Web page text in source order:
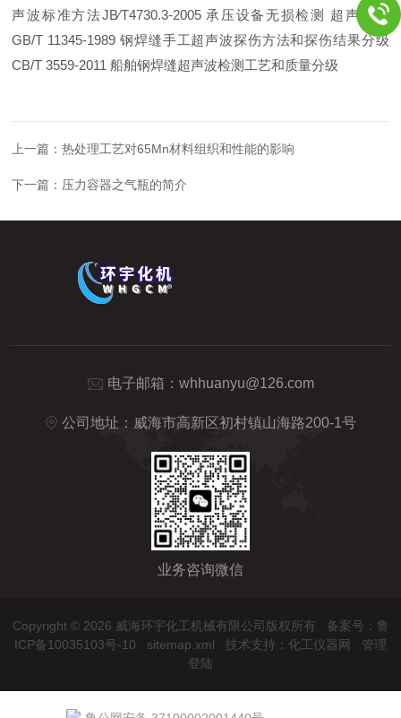
声波标准方法JB∕T4730.3-2005 承压设备无损检测 超声检测
GB/T 11345-1989钢焊缝手工超声波探伤方法和探伤结果分级
CB/T 3559-2011船舶钢焊缝超声波检测工艺和质量分级
上一篇：热处理工艺对65Mn材料组织和性能的影响
下一篇： 压力容器之气瓶的简介
电子邮箱： whhuanyu@126.com
公司地址：威海市高新区初村镇山海路200-1号
业务咨询微信
Copyright © 2026 威海环宇化工机械有限公司版权所有 备案号：鲁
ICP备10035103号-10
sitemap.xml 技术支持： 化工仪器网
管理
登陆